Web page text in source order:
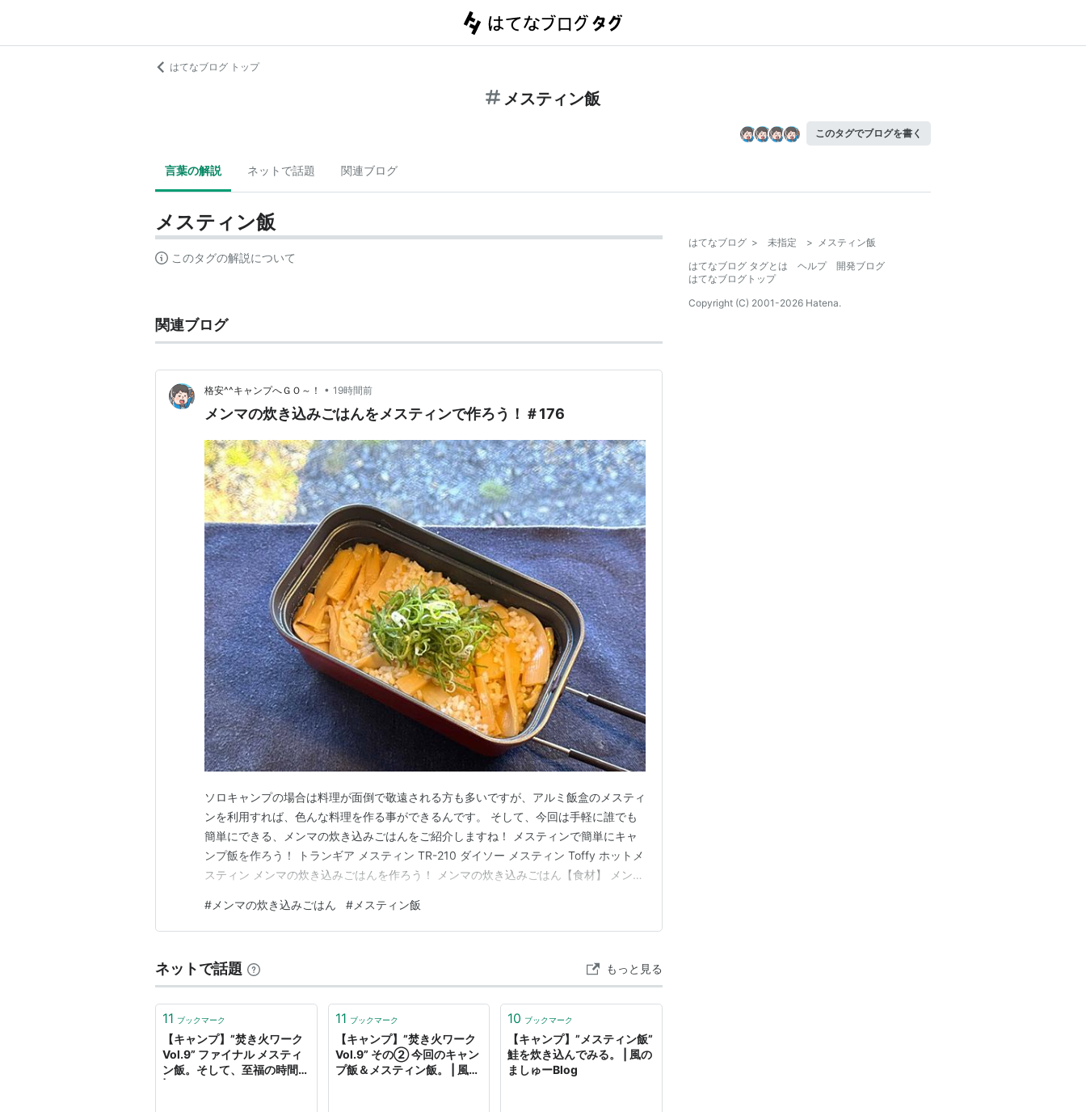
はてなブログ トップ
メスティン飯
このタグでブログを書く
言葉の解説 ネットで話題 関連ブログ
メスティン飯
このタグの解説について
関連ブログ
格安^^キャンプへＧＯ～！ • 19時間前
メンマの炊き込みごはんをメスティンで作ろう！＃176
ソロキャンプの場合は料理が面倒で敬遠される方も多いですが、アルミ飯盒のメスティ
ンを利用すれば、色んな料理を作る事ができるんです。 そして、今回は手軽に誰でも
簡単にできる、メンマの炊き込みごはんをご紹介しますね！ メスティンで簡単にキャ
ンプ飯を作ろう！ トランギア メスティン TR-210 ダイソー メスティン Toffy ホットメ
スティン メンマの炊き込みごはんを作ろう！ メンマの炊き込みごはん【食材】 メンマ
メスティンを炊き上げよう！ メスティンを蒸らそう！ メンマの炊き込みごはんの完
成！ メスティン飯のまと…
# メンマの炊き込みごはん # メスティン飯
ネットで話題 もっと見る
11 ブックマーク
【キャンプ】”焚き火ワーク
Vol.9” ファイナル メスティ
ン飯。そして、至福の時間。
11 ブックマーク
【キャンプ】”焚き火ワーク
Vol.9” その② 今回のキャン
プ飯＆メスティン飯。 | 風の
10 ブックマーク
【キャンプ】”メスティン飯”
鮭を炊き込んでみる。 | 風の
ましゅーBlog
はてなブログ > 未指定 > メスティン飯
はてなブログ タグとは
ヘルプ
開発ブログ
はてなブログトップ
Copyright (C) 2001-2026 Hatena.